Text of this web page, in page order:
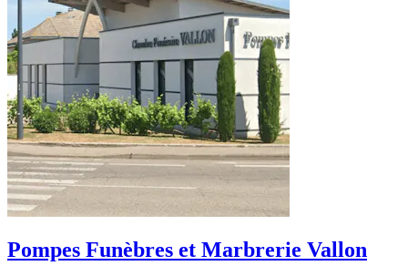
Pompes Funèbres et Marbrerie Vallon